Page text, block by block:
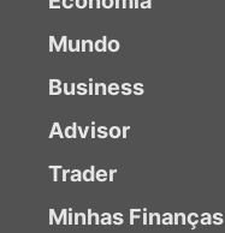
Mundo
Business
Advisor
Trader
Minhas Finanças